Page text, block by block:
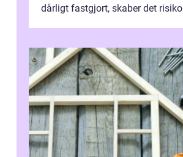
dårligt fastgjort, skaber det